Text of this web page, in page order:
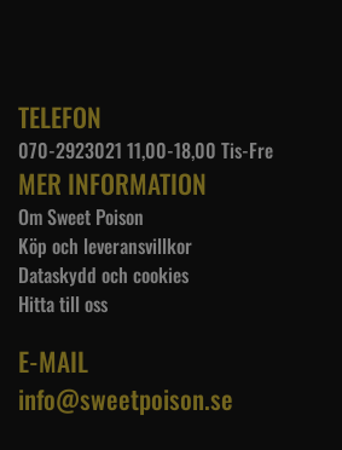
TELEFON
070-2923021 11,00-18,00 Tis-Fre
MER INFORMATION
Om Sweet Poison
Köp och leveransvillkor
Dataskydd och cookies
Hitta till oss
E-MAIL
info@sweetpoison.se